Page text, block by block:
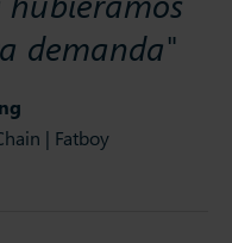
| Fatboy
demanda"